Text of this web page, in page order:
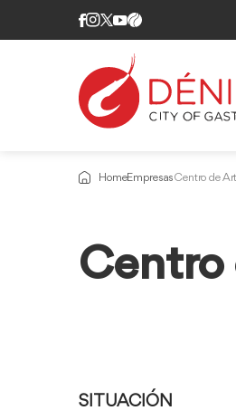
HomeEmpresasCentro de
Centro
SITUACIÓN